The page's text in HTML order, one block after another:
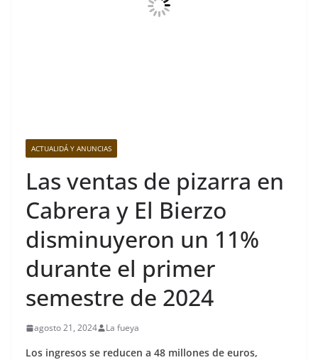
ACTUALIDÁ Y ANUNCIAS
Las ventas de pizarra en
Cabrera y El Bierzo
disminuyeron un 11%
durante el primer
semestre de 2024
agosto 21, 2024 La fueya
Los ingresos se reducen a 48 millones de euros,